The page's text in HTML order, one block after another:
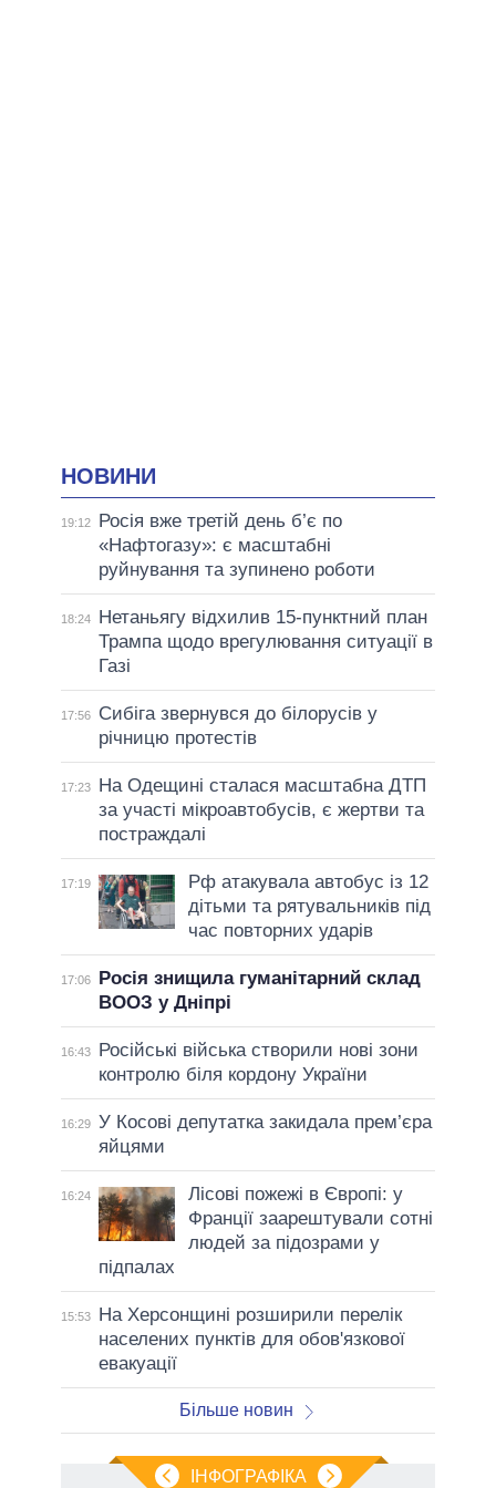
НОВИНИ
19:12
Росія вже третій день б’є по
«Нафтогазу»: є масштабні
руйнування та зупинено роботи
18:24
Нетаньягу відхилив 15-пунктний план
Трампа щодо врегулювання ситуації в
Газі
17:56
Сибіга звернувся до білорусів у
річницю протестів
17:23
На Одещині сталася масштабна ДТП
за участі мікроавтобусів, є жертви та
постраждалі
17:19
Рф атакувала автобус із 12
дітьми та рятувальників під
час повторних ударів
17:06
Росія знищила гуманітарний склад
ВООЗ у Дніпрі
16:43
Російські війська створили нові зони
контролю біля кордону України
16:29 У Косові депутатка закидала прем’єра
яйцями
16:24
Лісові пожежі в Європі: у
Франції заарештували сотні
людей за підозрами у
підпалах
15:53
На Херсонщині розширили перелік
населених пунктів для обов'язкової
евакуації
Більше новин
ІНФОГРАФІКА